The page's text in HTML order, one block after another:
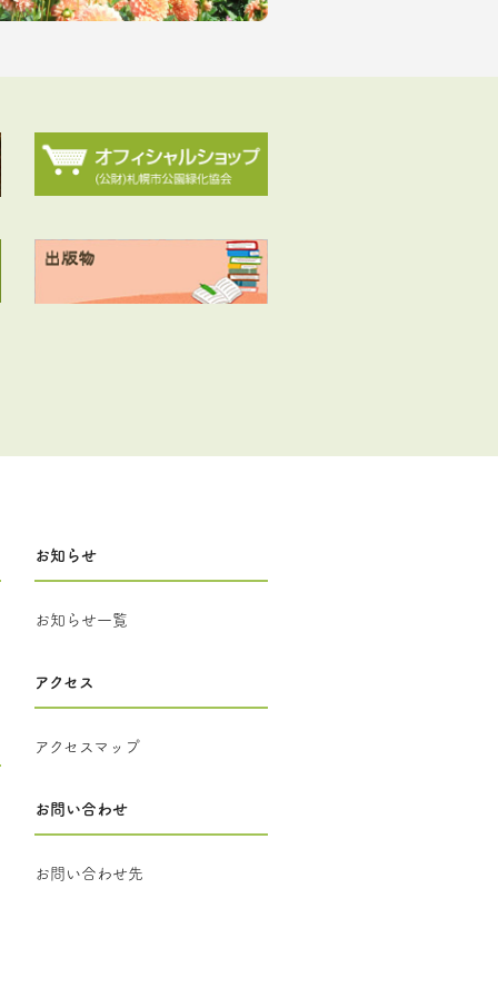
お知らせ
お知らせ一覧
アクセス
アクセスマップ
お問い合わせ
お問い合わせ先